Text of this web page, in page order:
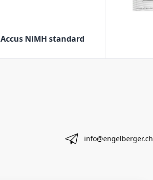
Accus NiMH standard
info@engelberger.ch